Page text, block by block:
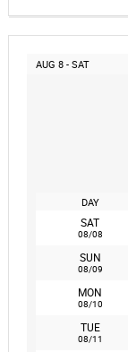
AUG 8 - SAT
DAY
SAT
08/08
SUN
08/09
MON
08/10
TUE
08/11